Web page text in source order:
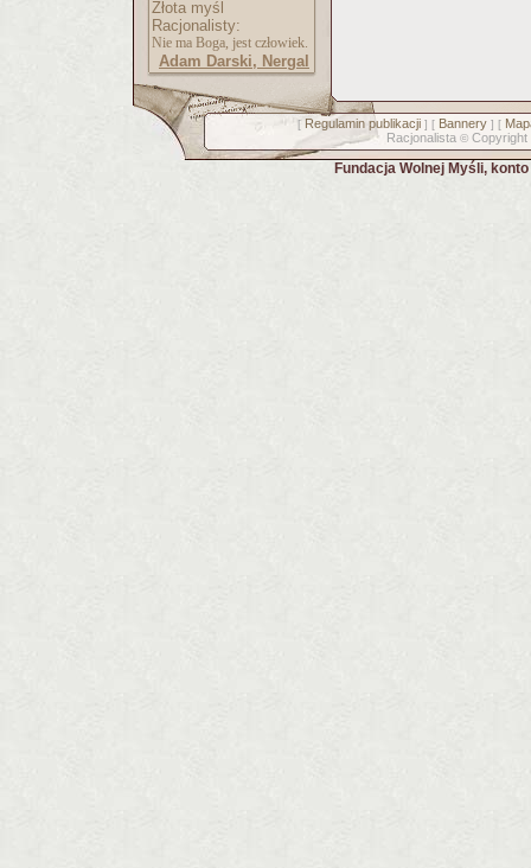
Złota myśl
Racjonalisty:
Nie ma Boga, jest człowiek.
Adam Darski, Nergal
[ Regulamin publikacji] [ Bannery] [
Racjonalista © Copyright
Fundacja Wolnej Myśli,